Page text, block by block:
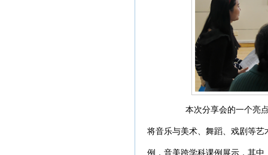
本次分享会的一个亮点
将音乐与美术、舞蹈、戏剧等
例，音美跨学科课例展示，其